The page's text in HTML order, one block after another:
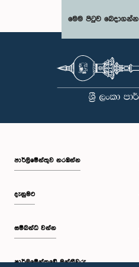
මෙම පිටුව බෙදාගන්න
පාර්ලි‌මේන්තුව නරඹන්න
දැනුමට
සම්බන්ධ වන්න
පාර්ලි‌මේන්තුවේ මන්ත්‍රීවරු